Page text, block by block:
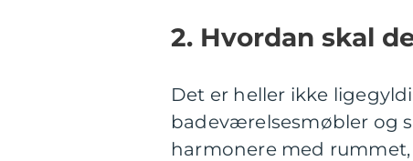
2. Hvordan skal
Det er heller ikke
badeværelsesmøbler og
harmonere med